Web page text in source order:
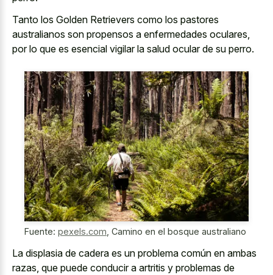
Tanto los Golden Retrievers como los pastores
australianos son propensos a enfermedades oculares,
por lo que es esencial vigilar la salud ocularde su perro.
Fuente: pexels.com, Camino en el bosque australiano
La displasia de cadera es un problema común en ambas
razas, que puede conducir a artritis y problemas de